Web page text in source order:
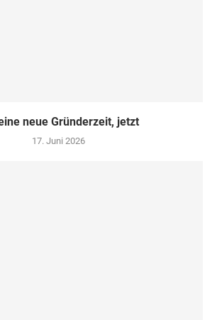
neue Gründerzeit, jetzt
17. Juni 2026